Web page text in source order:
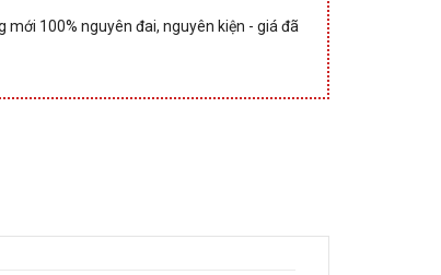
mới 100% nguyên đai, nguyên kiện - giá đã